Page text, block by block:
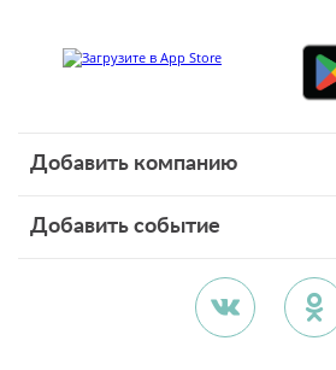
Добавить компанию
Добавить событие